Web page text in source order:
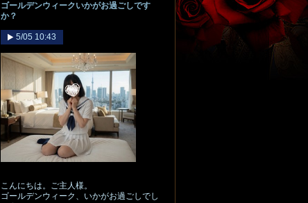
ゴールデンウィークいかがお過ごしです
か？
5/05 10:43
こんにちは。ご主人様。
ゴールデンウィーク、いかがお過ごしでし